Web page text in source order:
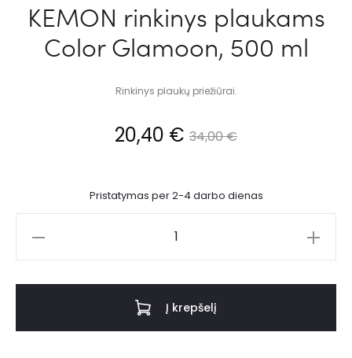
KEMON rinkinys plaukams
Color Glamoon, 500 ml
Rinkinys plaukų priežiūrai.
34,00€
20,40 €
Pristatymas per 2-4 darbo dienas
Į krepšelį